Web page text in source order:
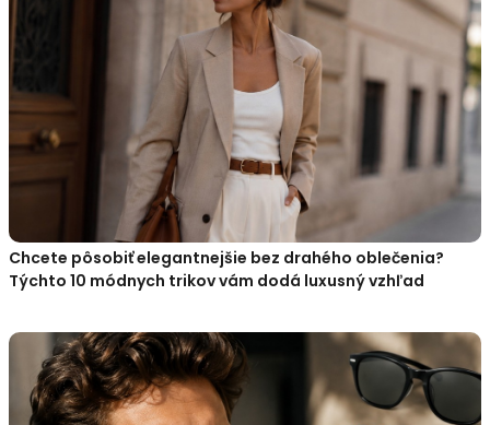
Chcete pôsobiť elegantnejšie bez drahého oblečenia?
Týchto 10 módnych trikov vám dodá luxusný vzhľad